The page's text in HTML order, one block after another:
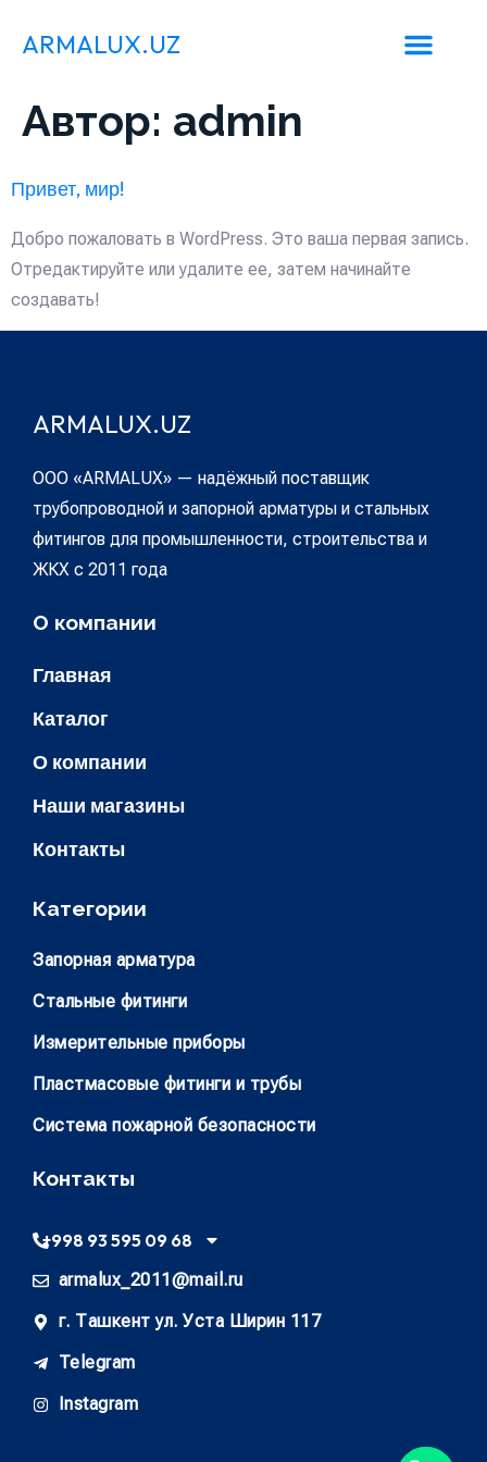
ARMALUX.UZ
Автор: admin
Привет, мир!
Добро пожаловать в WordPress. Это ваша первая запись.
Отредактируйте или удалите ее, затем начинайте
создавать!
ARMALUX.UZ
ООО «ARMALUX» — надёжный поставщик
трубопроводной и запорной арматуры и стальных
фитингов для промышленности, строительства и
ЖКХ с 2011 года
О компании
Главная
Каталог
О компании
Наши магазины
Контакты
Категории
Запорная арматура
Стальные фитинги
Измерительные приборы
Пластмасовые фитинги и трубы
Система пожарной безопасности
Контакты
+998 93 595 09 68
armalux_2011@mail.ru
г. Ташкент ул. Уста Ширин 117
Telegram
Instagram